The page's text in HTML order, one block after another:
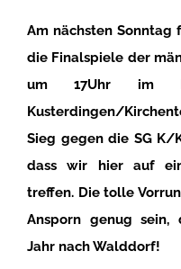
Am nächsten Sonntag
die Finalspiele der
um 17Uhr im
Kusterdingen/
Sieg gegen die SG K/
dass wir hier auf
treffen. Die tolle
Ansporn genug sein,
Jahr nach Walddorf!